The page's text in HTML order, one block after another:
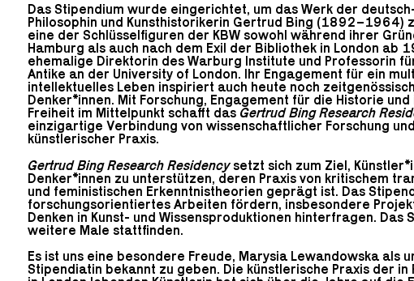
Das Stipendium wurde eingerichtet, um das Werk der
Philosophin und Kunsthistorikerin Gertrud Bing (1892–1964)
eine der Schlüsselfiguren der KBW sowohl während ihrer
Hamburg als auch nach dem Exil der Bibliothek in London ab
ehemalige Direktorin des Warburg Institute und Professorin
Antike an der University of London. Ihr Engagement für ein
intellektuelles Leben inspiriert auch heute noch
Denker*innen. Mit Forschung, Engagement für die Historie
Freiheit im Mittelpunkt schafft das Gertrud Bing Research
einzigartige Verbindung von wissenschaftlicher Forschung
künstlerischer Praxis.
Gertrud Bing Research Residencysetzt sich zum Ziel,
Denker*innen zu unterstützen, deren Praxis von kritischem
und feministischen Erkenntnistheorien geprägt ist. Das
forschungsorientiertes Arbeiten fördern, insbesondere
Denken in Kunst- und Wissensproduktionen hinterfragen. Das
weitere Male stattfinden.
Es ist uns eine besondere Freude, Marysia Lewandowskaals
Stipendiatin bekannt zu geben. Die künstlerische Praxis der in